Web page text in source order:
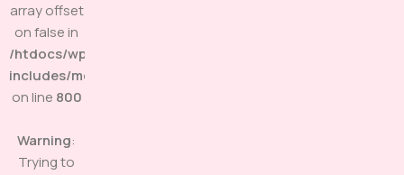
array offset
on false in
/htdocs/wp-
includes/media.php
on line 800
Warning:
Trying to